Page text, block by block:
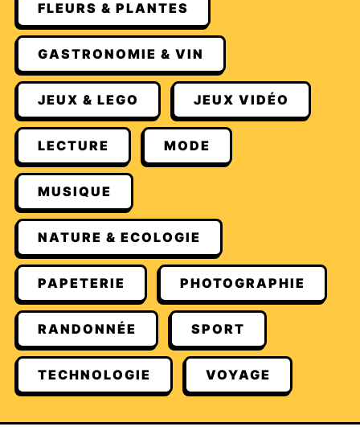
FLEURS & PLANTES
GASTRONOMIE & VIN
JEUX & LEGO JEUX VIDÉO
LECTURE MODE
MUSIQUE
NATURE & ECOLOGIE
PAPETERIE PHOTOGRAPHIE
RANDONNÉE SPORT
TECHNOLOGIE VOYAGE